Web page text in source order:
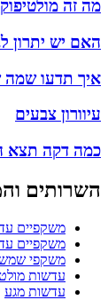
מה זה
האם יש יתרון
איך תדעו
עיוורון צבעים
כמה דקה תצא
השרותים
משקפיים
משקפיים עד
משקפי
עדשות
עדשות מגע